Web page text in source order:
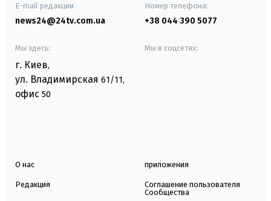
E-mail редакции
news24@24tv.com.ua
Номер телефона:
+38 044 390 5077
Мы здесь:
г. Киев,
ул. Владимирская 61/11,
офис 50
Мы в соцсетях:
О нас
Редакция
приложения
Соглашение пользователя
Сообщества